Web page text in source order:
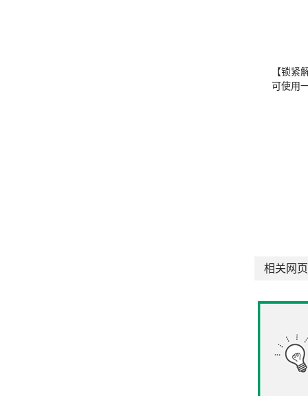
【锁紧
可使用
相关网页